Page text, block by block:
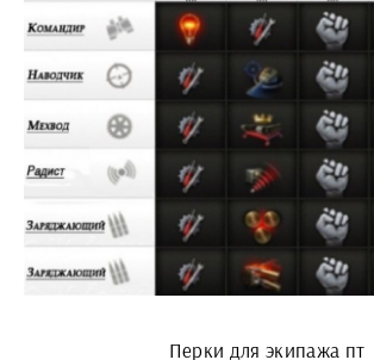
Перки для экипажа пт